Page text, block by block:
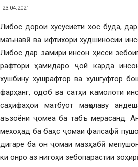
23.04.2021
Либос дорои хусусиёти хос буда,
маънавӣ ва ифтихори худшиносии
Либос дар замири инсон ҳисси
рафтори ҳамидаро ҷой карда
хушбину хушрафтор ва хушгуфтор
фарҳанг, одоб ва сатҳи камолоти
саҳифаҳои матбуот мақолаву
аъзоёни ҷомеа ба табъ мерасанд.
мехоҳад ба баҳс ҷомаи фалсафӣ
дигаре ба он ҷомаи мазҳабӣ
ки онро аз нигоҳи зебопарастии